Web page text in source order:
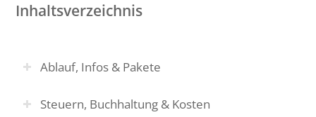
Inhaltsverzeichnis
Ablauf, Infos & Pakete
Steuern, Buchhaltung & Kosten